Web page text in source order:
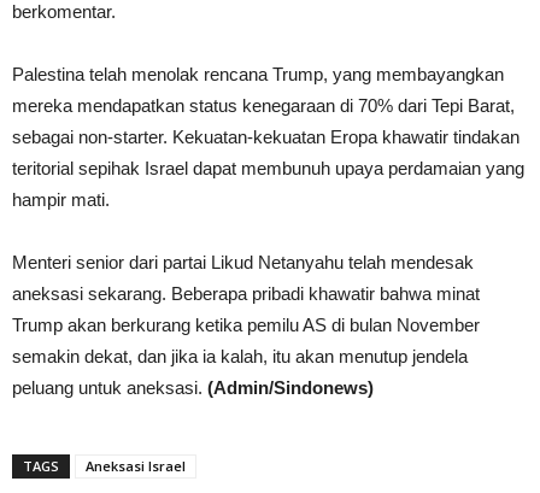
berkomentar.
Palestina telah menolak rencana Trump, yang membayangkan
mereka mendapatkan status kenegaraan di 70% dari Tepi Barat,
sebagai non-starter. Kekuatan-kekuatan Eropa khawatir tindakan
teritorial sepihak Israel dapat membunuh upaya perdamaian yang
hampir mati.
Menteri senior dari partai Likud Netanyahu telah mendesak
aneksasi sekarang. Beberapa pribadi khawatir bahwa minat
Trump akan berkurang ketika pemilu AS di bulan November
semakin dekat, dan jika ia kalah, itu akan menutup jendela
peluang untuk aneksasi. (Admin/Sindonews)
TAGS Aneksasi Israel